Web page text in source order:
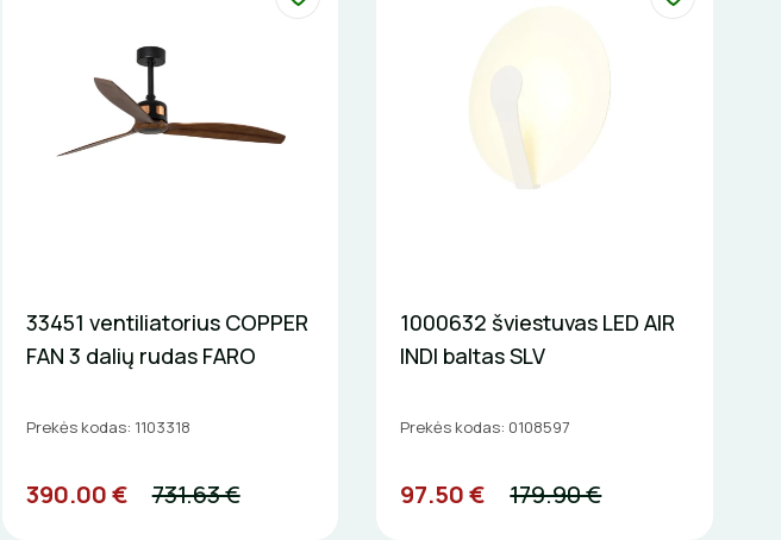
33451 ventiliatorius COPPER
FAN 3 dalių rudas FARO
Prekės kodas: 1103318
390.00 € 731.63 €
1000632 šviestuvas LED AIR
INDI baltas SLV
Prekės kodas: 0108597
97.50 € 179.90 €